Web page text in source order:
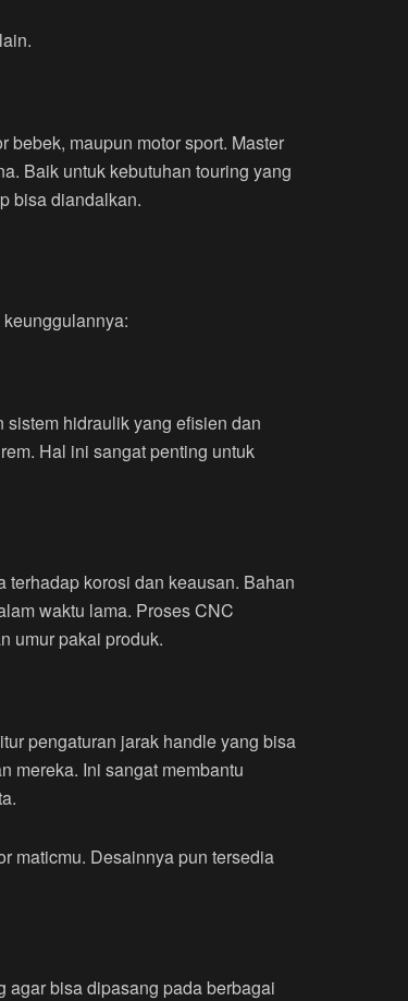
bebek, maupun motor sport. Master
Baik untuk kebutuhan touring yang
bisa diandalkan.
hidraulik yang efisien dan
Hal ini sangat penting untuk
korosi dan keausan. Bahan
waktu lama. Proses CNC
umur pakai produk.
pengaturan jarak handle yang bisa
mereka. Ini sangat membantu
maticmu. Desainnya pun tersedia
agar bisa dipasang pada berbagai